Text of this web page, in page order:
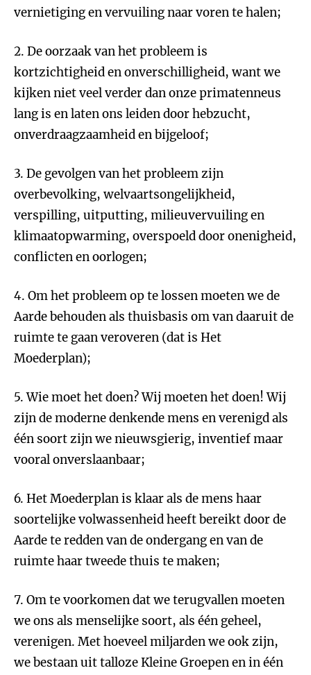
vernietiging en vervuiling naar voren te halen;
2. De oorzaak van het probleem is
kortzichtigheid en onverschilligheid, want we
kijken niet veel verder dan onze primatenneus
lang is en laten ons leiden door hebzucht,
onverdraagzaamheid en bijgeloof;
3. De gevolgen van het probleem zijn
overbevolking, welvaartsongelijkheid,
verspilling, uitputting, milieuvervuiling en
klimaatopwarming, overspoeld door onenigheid,
conflicten en oorlogen;
4. Om het probleem op te lossen moeten we de
Aarde behouden als thuisbasis om van daaruit de
ruimte te gaan veroveren (dat is Het
Moederplan);
5. Wie moet het doen? Wij moeten het doen! Wij
zijn de moderne denkende mens en verenigd als
één soort zijn we nieuwsgierig, inventief maar
vooral onverslaanbaar;
6. Het Moederplan is klaar als de mens haar
soortelijke volwassenheid heeft bereikt door de
Aarde te redden van de ondergang en van de
ruimte haar tweede thuis te maken;
7. Om te voorkomen dat we terugvallen moeten
we ons als menselijke soort, als één geheel,
verenigen. Met hoeveel miljarden we ook zijn,
we bestaan uit talloze Kleine Groepen en in één